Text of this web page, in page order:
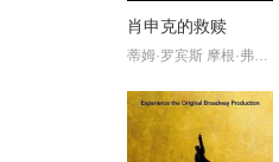
肖申克的救赎
蒂姆·罗宾斯 摩根·弗里曼 鲍勃·冈顿 威廉姆·赛德勒 克兰西·